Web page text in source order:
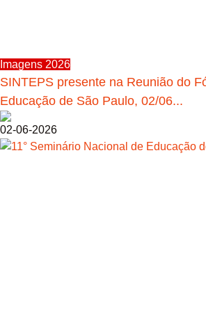
Imagens 2026
SINTEPS presente na Reunião do
Educação de São Paulo, 02/06...
02-06-2026